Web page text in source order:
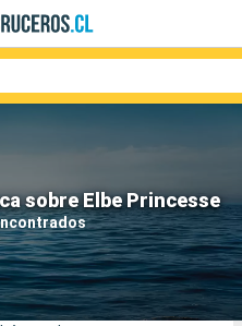
sobre Elbe Princesse
Compañías